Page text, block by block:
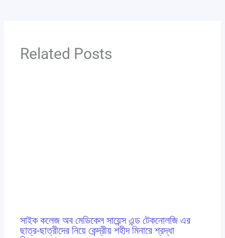
Related Posts
সাইক কলেজ অব মেডিকেল সায়েন্স এন্ড টেকনোলজি এর
ছাত্র-ছাত্রীদের নিয়ে কেন্দ্রীয় শহীদ মিনারে শ্রদ্ধা